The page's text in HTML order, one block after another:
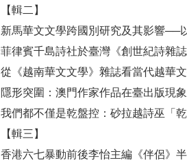
【輯二】
新馬華文文學跨國別研究及其影響──
菲律賓千島詩社於臺灣《創世紀詩雜
從《越南華文文學》雜誌看當代越華
隱形突圍：澳門作家作品在臺出版現
我們都不僅是乾盤控：砂拉越詩巫「
【輯三】
香港六七暴動前後李怡主編《伴侶》